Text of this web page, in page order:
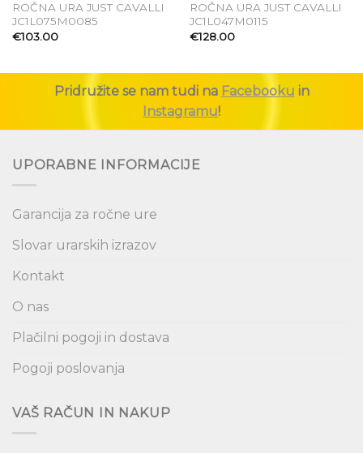
ROČNA URA JUST CAVALLI
JC1L075M0085
€103.00
ROČNA URA JUST CAVALLI
JC1L047M0115
€128.00
Pridružite se nam tudi na Facebooku in
Instagramu!
UPORABNE INFORMACIJE
Garancija za ročne ure
Slovar urarskih izrazov
Kontakt
O nas
Plačilni pogoji in dostava
Pogoji poslovanja
VAŠ RAČUN IN NAKUP